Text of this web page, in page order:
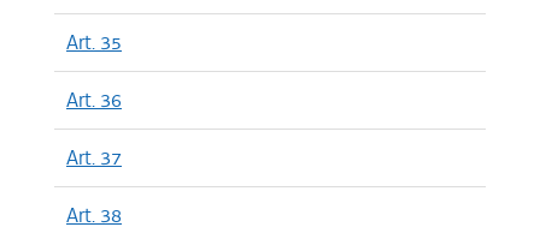
Art. 35
Art. 36
Art. 37
Art. 38